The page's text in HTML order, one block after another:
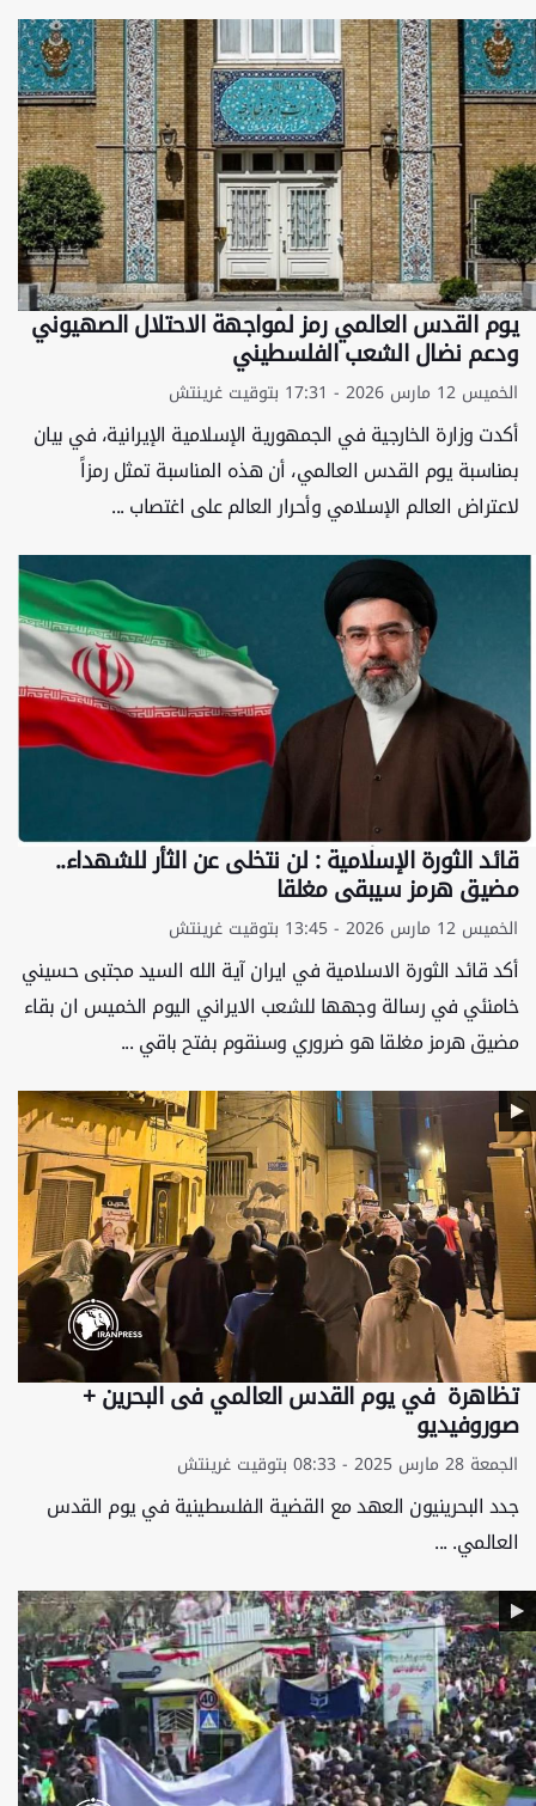
يوم القدس العالمي رمز لمواجهة الاحتلال الصهيوني
ودعم نضال الشعب الفلسطيني
الخميس 12 مارس 2026 - 17:31 بتوقيت غرينتش
أكدت وزارة الخارجية في الجمهورية الإسلامية الإيرانية، في بيان
بمناسبة يوم القدس العالمي، أن هذه المناسبة تمثل رمزاً
لاعتراض العالم الإسلامي وأحرار العالم على اغتصاب ...
قائد الثورة الإسلامية : لن نتخلى عن الثأر للشهداء..
مضيق هرمز سيبقى مغلقا
الخميس 12 مارس 2026 - 13:45 بتوقيت غرينتش
أكد قائد الثورة الاسلامية في ايران آية الله السيد مجتبى حسيني
خامنئي في رسالة وجهها للشعب الايراني اليوم الخميس ان بقاء
مضيق هرمز مغلقا هو ضروري وسنقوم بفتح باقي ...
تظاهرة في يوم القدس العالمي فی البحرین +
صوروفیدیو
الجمعة 28 مارس 2025 - 08:33 بتوقيت غرينتش
جدد البحرينيون العهد مع القضية الفلسطينية في يوم القدس
العالمي. ...